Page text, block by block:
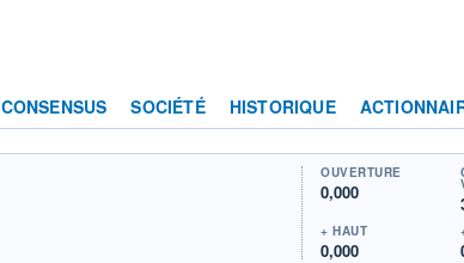
CONSENSUS SOCIÉTÉ HISTORIQUE
OUVERTURE
0,000
+ HAUT
0,000